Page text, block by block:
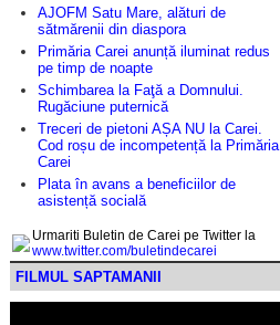
AJOFM Satu Mare, alături de
sătmărenii din diaspora
Primăria Carei anunță iluminat redus
pe timp de noapte
Schimbarea la Faţă a Domnului.
Rugăciune puternică
Treceri de pietoni AȘA NU la Carei.
Cod roșu de incompetență la Primăria
Carei
Plata în avans a beneficiilor de
asistență socială
Urmariti Buletin de Carei pe Twitter la
www.twitter.com/buletindecarei
FILMUL SAPTAMANII